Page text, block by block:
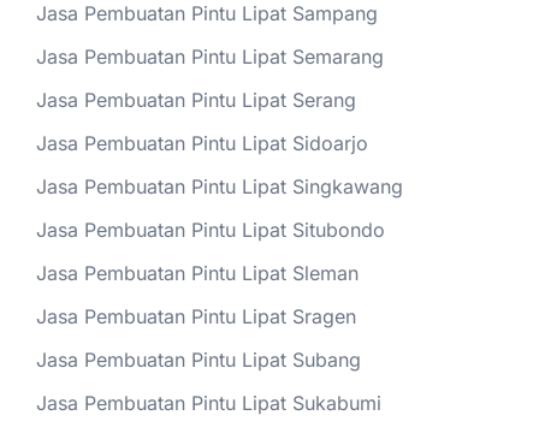
Jasa Pembuatan Pintu Lipat Sampang
Jasa Pembuatan Pintu Lipat Semarang
Jasa Pembuatan Pintu Lipat Serang
Jasa Pembuatan Pintu Lipat Sidoarjo
Jasa Pembuatan Pintu Lipat Singkawang
Jasa Pembuatan Pintu Lipat Situbondo
Jasa Pembuatan Pintu Lipat Sleman
Jasa Pembuatan Pintu Lipat Sragen
Jasa Pembuatan Pintu Lipat Subang
Jasa Pembuatan Pintu Lipat Sukabumi